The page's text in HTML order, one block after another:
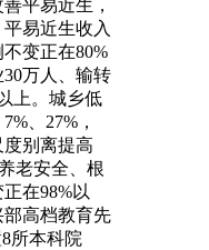
平易近生，
易近生收入
变正在80%
万人、输转
上。城乡低
、27%，
别离提高
老安全、根
在98%以
部高档教育先
所本科院